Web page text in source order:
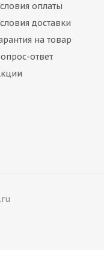
оплаты
доставки
на товар
ответ